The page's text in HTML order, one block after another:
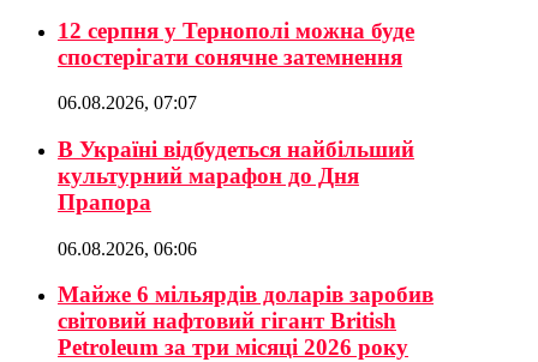
12 серпня у Тернополі можна буде
спостерігати сонячне затемнення
06.08.2026, 07:07
В Україні відбудеться найбільший
культурний марафон до Дня
Прапора
06.08.2026, 06:06
Майже 6 мільярдів доларів заробив
світовий нафтовий гігант British
Petroleum за три місяці 2026 року